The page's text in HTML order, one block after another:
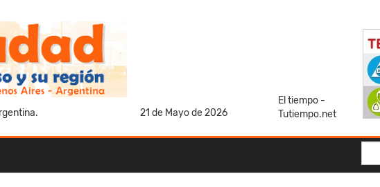
21 de Mayo de 2026
El tiempo -
Tutiempo.net